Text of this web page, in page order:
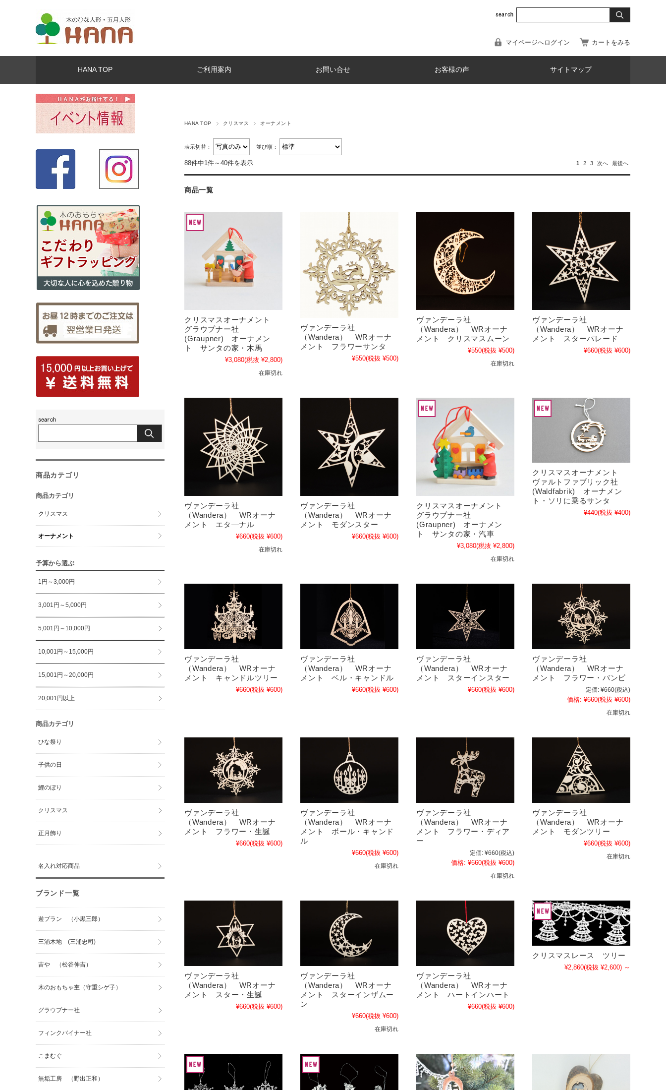
マイページへログイン カートをみる
HANA TOP ご利用案内 お問い合せ お客様の声 サイトマップ
HANA TOP クリスマス オーナメント
表示切替： 並び順：
88件中1件～40件を表示 1 2 3 次へ 最後へ
商品一覧
クリスマスオーナメント
グラウプナー社
(Graupner) オーナメン
ト サンタの家・木馬
¥3,080(税抜 ¥2,800)
在庫切れ
ヴァンデーラ社
（Wandera） WRオーナ
メント フラワーサンタ
¥550(税抜 ¥500)
ヴァンデーラ社
（Wandera） WRオーナ
メント クリスマスムーン
¥550(税抜 ¥500)
在庫切れ
ヴァンデーラ社
（Wandera） WRオーナ
メント スターパレード
¥660(税抜 ¥600)
ヴァンデーラ社
（Wandera） WRオーナ
メント エタ―ナル
¥660(税抜 ¥600)
在庫切れ
ヴァンデーラ社
（Wandera） WRオーナ
メント モダンスター
¥660(税抜 ¥600)
クリスマスオーナメント
グラウプナー社
(Graupner) オーナメン
ト サンタの家・汽車
¥3,080(税抜 ¥2,800)
在庫切れ
クリスマスオーナメント
ヴァルトファブリック社
(Waldfabrik) オーナメン
ト・ソリに乗るサンタ
¥440(税抜 ¥400)
ヴァンデーラ社
（Wandera） WRオーナ
メント キャンドルツリー
¥660(税抜 ¥600)
ヴァンデーラ社
（Wandera） WRオーナ
メント ベル・キャンドル
¥660(税抜 ¥600)
ヴァンデーラ社
（Wandera） WRオーナ
メント スターインスター
¥660(税抜 ¥600)
ヴァンデーラ社
（Wandera） WRオーナ
メント フラワー・バンビ
定価: ¥660(税込)
価格: ¥660(税抜 ¥600)
在庫切れ
ヴァンデーラ社
（Wandera） WRオーナ
メント フラワー・生誕
¥660(税抜 ¥600)
ヴァンデーラ社
（Wandera） WRオーナ
メント ボール・キャンド
ル
¥660(税抜 ¥600)
在庫切れ
ヴァンデーラ社
（Wandera） WRオーナ
メント フラワー・ディア
ー
定価: ¥660(税込)
価格: ¥660(税抜 ¥600)
在庫切れ
ヴァンデーラ社
（Wandera） WRオーナ
メント モダンツリー
¥660(税抜 ¥600)
在庫切れ
ヴァンデーラ社
（Wandera） WRオーナ
メント スター・生誕
¥660(税抜 ¥600)
ヴァンデーラ社
（Wandera） WRオーナ
メント スターインザムー
ン
¥660(税抜 ¥600)
在庫切れ
ヴァンデーラ社
（Wandera） WRオーナ
メント ハートインハート
¥660(税抜 ¥600)
クリスマスレース ツリー
¥2,860(税抜 ¥2,600) ～
商品カテゴリ
商品カテゴリ
クリスマス
オーナメント
予算から選ぶ
1円～3,000円
3,001円～5,000円
5,001円～10,000円
10,001円～15,000円
15,001円～20,000円
20,001円以上
商品カテゴリ
ひな祭り
子供の日
鯉のぼり
クリスマス
正月飾り
名入れ対応商品
ブランド一覧
遊プラン （小黒三郎）
三浦木地 (三浦忠司)
吉や （松谷伸吉）
木のおもちゃ杢（守重シゲ子）
グラウプナー社
フィンクバイナー社
こまむぐ
無垢工房 （野出正和）